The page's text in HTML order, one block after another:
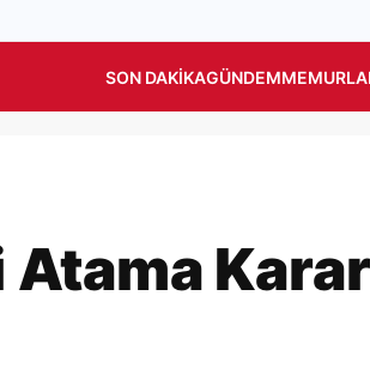
SON DAKIKAGÜNDEM